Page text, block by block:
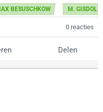
BESUSCHKOW M. GISDOL
0 reacties
Delen